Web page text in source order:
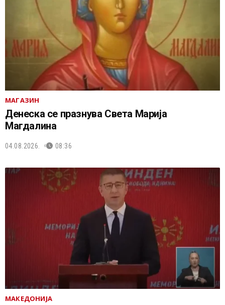
МАГАЗИН
Денеска се празнува Света Марија
Магдалина
04.08.2026. 08:36
МАКЕДОНИЈА